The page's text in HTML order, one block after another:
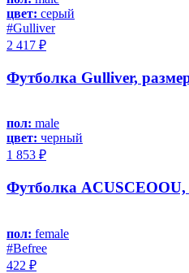
цвет: серый
#Gulliver
2 417 ₽
Футболка Gulliver,
пол: male
цвет: черный
1 853 ₽
Футболка
пол: female
#Befree
422 ₽